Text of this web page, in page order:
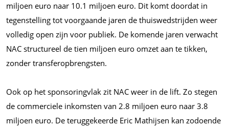
miljoen euro naar 10.1 miljoen euro. Dit komt doordat in
tegenstelling tot voorgaande jaren de thuiswedstrijden weer
volledig open zijn voor publiek. De komende jaren verwacht
NAC structureel de tien miljoen euro omzet aan te tikken,
zonder transferopbrengsten.
Ook op het sponsoringvlak zit NAC weer in de lift. Zo stegen
de commerciele inkomsten van 2.8 miljoen euro naar 3.8
miljoen euro. De teruggekeerde Eric Mathijsen kan zodoende